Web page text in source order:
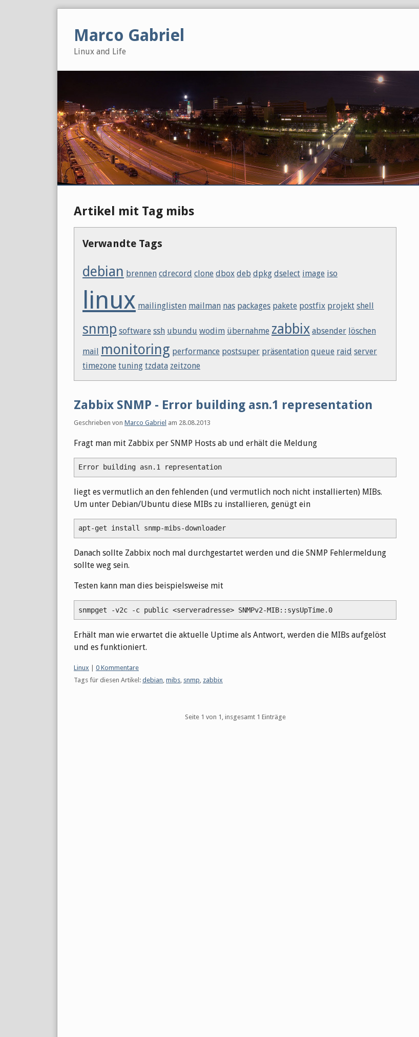
Marco Gabriel
Linux and Life
Artikel mit Tag mibs
Verwandte Tags
debian brennen cdrecord clone dbox deb dpkg dselect image iso
linux mailinglisten mailman nas packages pakete postfix projekt shell
snmp software ssh ubundu wodim übernahme zabbix absender löschen
mail monitoring performance postsuper präsentation queue raid server
timezone tuning tzdata zeitzone
Zabbix SNMP - Error building asn.1 representation
Geschrieben von Marco Gabriel am 28.08.2013
Fragt man mit Zabbix per SNMP Hosts ab und erhält die Meldung
Error building asn.1 representation
liegt es vermutlich an den fehlenden (und vermutlich noch nicht installierten) MIBs.
Um unter Debian/Ubuntu diese MIBs zu installieren, genügt ein
apt-get install snmp-mibs-downloader
Danach sollte Zabbix noch mal durchgestartet werden und die SNMP Fehlermeldung
sollte weg sein.
Testen kann man dies beispielsweise mit
snmpget -v2c -c public <serveradresse> SNMPv2-MIB::sysUpTime.0
Erhält man wie erwartet die aktuelle Uptime als Antwort, werden die MIBs aufgelöst
und es funktioniert.
Kategorien:
Linux | 0 Kommentare
Tags für diesen Artikel: debian mibs snmp zabbix
Seite 1 von 1, insgesamt 1 Einträge